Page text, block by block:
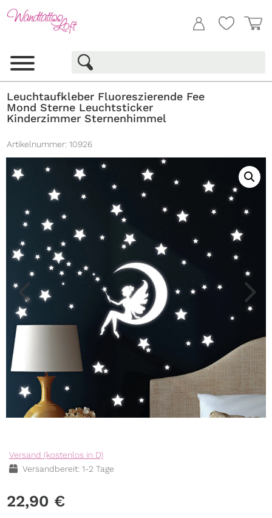
Leuchtaufkleber Fluoreszierende Fee
Mond Sterne Leuchtsticker
Kinderzimmer Sternenhimmel
Artikelnummer: 10926
Versand (kostenlos in D)
Versandbereit: 1-2 Tage
22,90 €